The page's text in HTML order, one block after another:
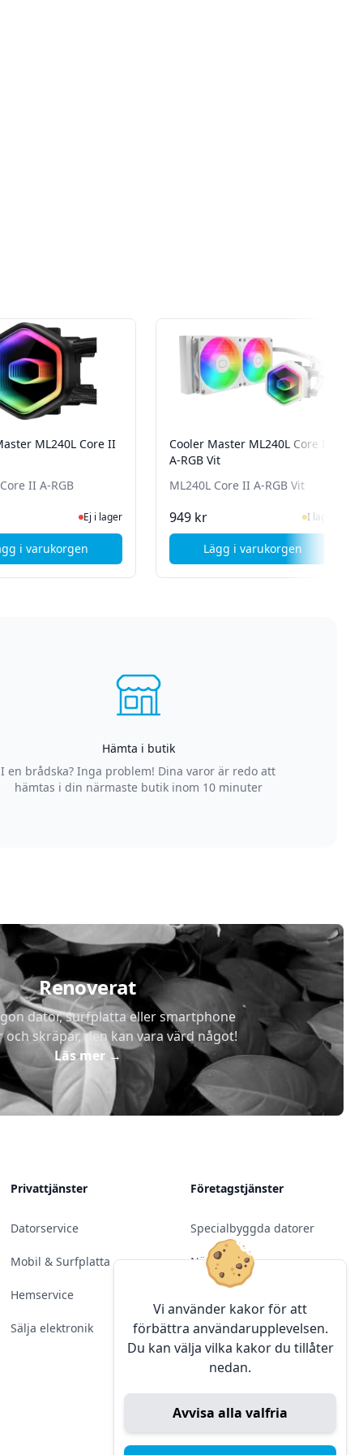
för senaste status
Kylare
ML240L Core II
II A-RGB
Ej i lager, besök produktsidan för senaste status
Ej i lager
i varukorgen
, Cooler Master ML240L Core II A-RGB
Cooler Master ML240L Core II
A-RGB Vit
ML240L Core II A-RGB Vit
949 kr I lager
Lägg i varukorgen
, Cooler Master
Hämta i butik
I en brådska? Inga problem! Dina varor är redo att
hämtas i din närmaste butik inom 10 minuter
Vi använder kakor för att
förbättra användarupplevelsen.
Du kan välja vilka kakor du tillåter
nedan.
Avvisa alla valfria
Renoverat
dator, surfplatta eller smartphone
och skräpar, den kan vara värd något!
Läs mer→
Privattjänster
Datorservice
Mobil & Surfplatta
Hemservice
Sälja elektronik
Företagstjänster
Specialbyggda datorer
Nätverk
Programvara
Server & Backup
Konferens & Public Display
Sälja elektronik